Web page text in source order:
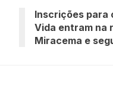
Inscrições para
Vida entram na
Miracema e